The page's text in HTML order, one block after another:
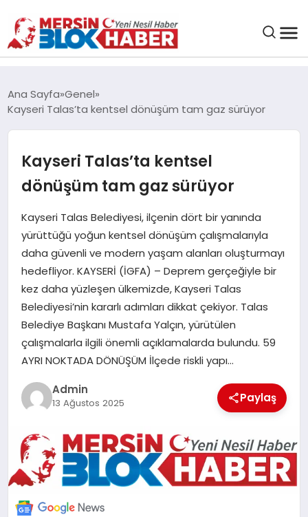
SAĞLIK
ASAYIŞ
EKONOMI
SANAT
POLITIKA
YAŞAM
SPOR
ILETİŞİM
KÜNYE
Ana Sayfa Genel
Kayseri Talas’ta kentsel dönüşüm tam gaz sürüyor
Kayseri Talas’ta kentsel
dönüşüm tam gaz sürüyor
Kayseri Talas Belediyesi, ilçenin dört bir yanında
yürüttüğü yoğun kentsel dönüşüm çalışmalarıyla
daha güvenli ve modern yaşam alanları oluşturmayı
hedefliyor. KAYSERİ (İGFA) – Deprem gerçeğiyle bir
kez daha yüzleşen ülkemizde, Kayseri Talas
Belediyesi’nin kararlı adımları dikkat çekiyor. Talas
Belediye Başkanı Mustafa Yalçın, yürütülen
çalışmalarla ilgili önemli açıklamalarda bulundu. 59
AYRI NOKTADA DÖNÜŞÜM İlçede riskli yapı…
Admin
13 Ağustos 2025 Paylaş